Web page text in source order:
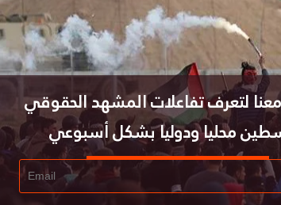
في سياق الأعمال القتالية في غزة عام 2014، وجد المدعي العام أساسًا معقولاً للاعتقاد
إلى الضفة الغربية منذ
فيما إذا كانت الأعمال التي تبذلها
طول السياج الحدودي مع غزة تشكل استخدامًا غير
بشأن هذه المسألة الأخيرة،
روما الأساسي، الذي تم تبنيه
العالمية. ولكن تم رفض هذا النهج في
على سيادة الدولة وموافقتها.
مواقف تقع بوضوح ضمن اختصاصها
لتعرف تفاعلات المشهد الحقوقي
محليا ودوليا بشكل أسبوعي